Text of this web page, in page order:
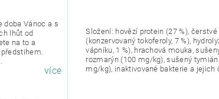
doba Vánoc a s
lhůt od
na to a
více
Složení: hovězí protein (27 %),
(konzervovaný tokoferoly, 7 %),
vápníku, 1 %), hrachová mouka,
rozmarýn (100 mg/kg), sušený
mg/kg), inaktivované bakterie a jejich